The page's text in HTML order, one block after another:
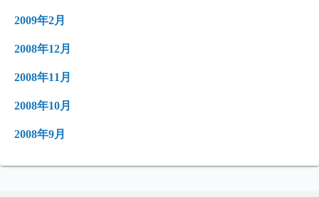
2009年2月
2008年12月
2008年11月
2008年10月
2008年9月